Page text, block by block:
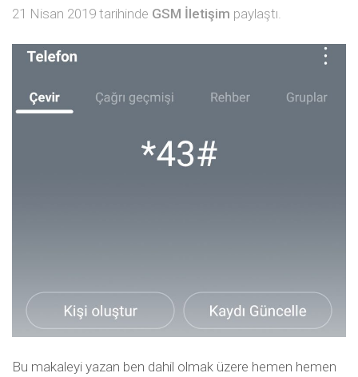
21 Nisan 2019 tarihinde GSM İletişim paylaştı.
Bu makaleyi yazan ben dahil olmak üzere hemen hemen